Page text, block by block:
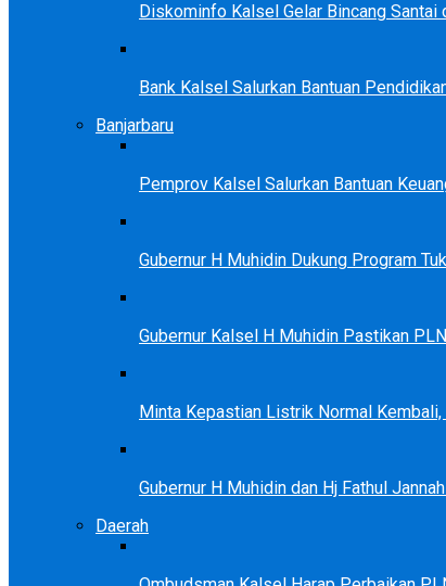
Diskominfo Kalsel Gelar Bincang
Bank Kalsel Salurkan Bantuan
Banjarbaru
Pemprov Kalsel Salurkan Bantuan
Gubernur H Muhidin Dukung Program
Gubernur Kalsel H Muhidin Pastikan
Minta Kepastian Listrik Normal
Gubernur H Muhidin dan Hj Fathul
Daerah